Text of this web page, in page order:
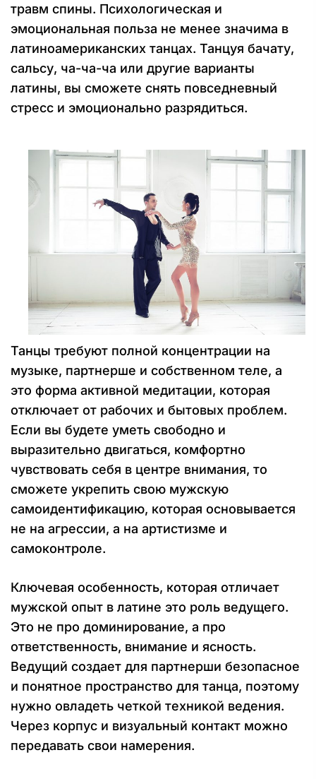
травм спины. Психологическая и
эмоциональная польза не менее значима в
латиноамериканских танцах. Танцуя бачату,
сальсу, ча-ча-ча или другие варианты
латины, вы сможете снять повседневный
стресс и эмоционально разрядиться.
Танцы требуют полной концентрации на
музыке, партнерше и собственном теле, а
это форма активной медитации, которая
отключает от рабочих и бытовых проблем.
Если вы будете уметь свободно и
выразительно двигаться, комфортно
чувствовать себя в центре внимания, то
сможете укрепить свою мужскую
самоидентификацию, которая основывается
не на агрессии, а на артистизме и
самоконтроле.
Ключевая особенность, которая отличает
мужской опыт в латине это роль ведущего.
Это не про доминирование, а про
ответственность, внимание и ясность.
Ведущий создает для партнерши безопасное
и понятное пространство для танца, поэтому
нужно овладеть четкой техникой ведения.
Через корпус и визуальный контакт можно
передавать свои намерения.